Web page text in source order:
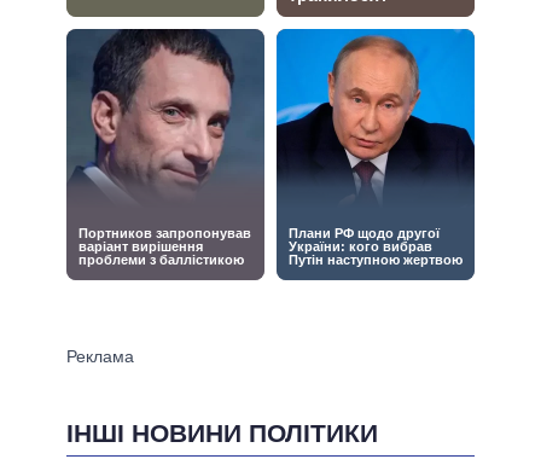
ІНШІ НОВИНИ ПОЛІТИКИ